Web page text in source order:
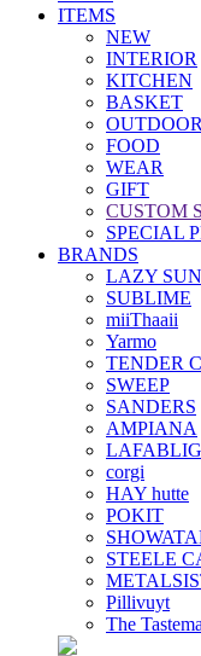
ITEMS
NEW
INTERIOR
KITCHEN
BASKET
OUTDOOR
FOOD
WEAR
GIFT
CUSTOM
SPECIAL
BRANDS
LAZY
SUBLIME
miiThaaii
Yarmo
TENDER
SWEEP
SANDERS
AMPIANA
corgi
HAY hutte
POKIT
STEELE
Pillivuyt
The